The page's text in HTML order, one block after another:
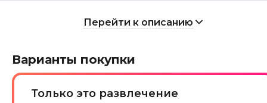
Перейти к описанию
Варианты покупки
Только это развлечение